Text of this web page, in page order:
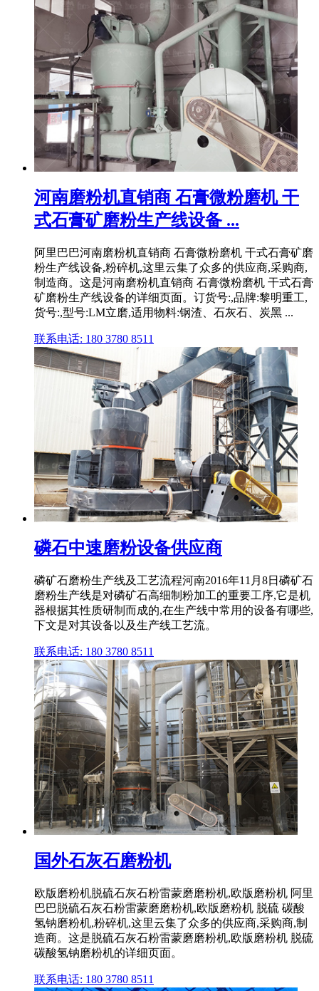
河南磨粉机直销商 石膏微粉磨机 干
式石膏矿磨粉生产线设备 ...
阿里巴巴河南磨粉机直销商 石膏微粉磨机 干式石膏矿磨
粉生产线设备,粉碎机,这里云集了众多的供应商,采购商,
制造商。这是河南磨粉机直销商 石膏微粉磨机 干式石膏
矿磨粉生产线设备的详细页面。订货号:,品牌:黎明重工,
货号:,型号:LM立磨,适用物料:钢渣、石灰石、炭黑 ...
联系电话: 180 3780 8511
磷石中速磨粉设备供应商
磷矿石磨粉生产线及工艺流程河南2016年11月8日磷矿石
磨粉生产线是对磷矿石高细制粉加工的重要工序,它是机
器根据其性质研制而成的,在生产线中常用的设备有哪些,
下文是对其设备以及生产线工艺流。
联系电话: 180 3780 8511
国外石灰石磨粉机
欧版磨粉机脱硫石灰石粉雷蒙磨磨粉机,欧版磨粉机 阿里
巴巴脱硫石灰石粉雷蒙磨磨粉机,欧版磨粉机 脱硫 碳酸
氢钠磨粉机,粉碎机,这里云集了众多的供应商,采购商,制
造商。这是脱硫石灰石粉雷蒙磨磨粉机,欧版磨粉机 脱硫
碳酸氢钠磨粉机的详细页面。
联系电话: 180 3780 8511